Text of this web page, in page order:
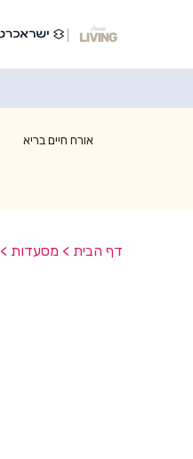
אורח חיים בריא
דף הבית > מסעדות >